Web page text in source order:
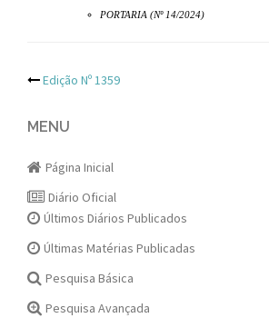
PORTARIA (Nº 14/2024)
Post
navigation
Edição Nº 1359
MENU
Página Inicial
Diário Oficial
Últimos Diários Publicados
Últimas Matérias Publicadas
Pesquisa Básica
Pesquisa Avançada